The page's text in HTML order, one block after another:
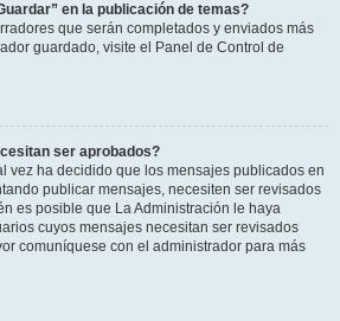
en la publicación de temas?
que serán completados y enviados más
guardado, visite el Panel de Control de
ser aprobados?
vez ha decidido que los mensajes publicados en
publicar mensajes, necesiten ser revisados
es posible que La Administración le haya
cuyos mensajes necesitan ser revisados
comuníquese con el administrador para más